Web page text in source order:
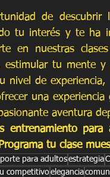
de
tu interés y te ha
en nuestras
estimular tu mente
de experiencia,
una
aventura
entrenamiento
tu clase
para adultosestrategia
competitivoelegancia